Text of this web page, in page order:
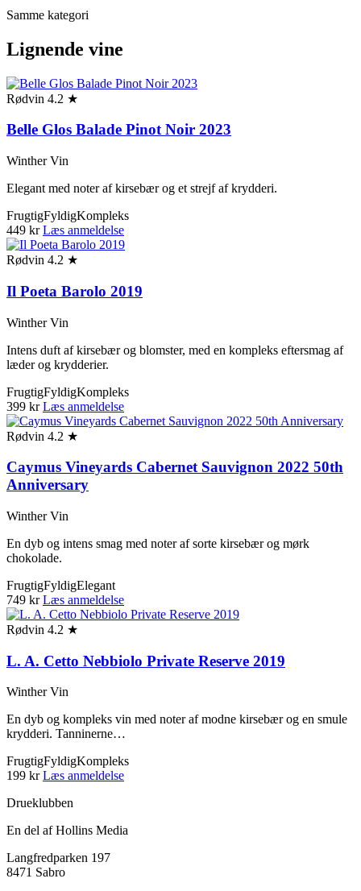
Samme kategori
Lignende vine
Rødvin 4.2 ★
Belle Glos Balade Pinot Noir 2023
Winther Vin
Elegant med noter af kirsebær og et strejf af krydderi.
FrugtigFyldigKompleks
449 kr Læs anmeldelse
Rødvin 4.2 ★
Il Poeta Barolo 2019
Winther Vin
Intens duft af kirsebær og blomster, med en kompleks eftersmag af
læder og krydderier.
FrugtigFyldigKompleks
399 kr Læs anmeldelse
Rødvin 4.2 ★
Caymus Vineyards Cabernet Sauvignon 2022 50th
Anniversary
Winther Vin
En dyb og intens smag med noter af sorte kirsebær og mørk
chokolade.
FrugtigFyldigElegant
749 kr Læs anmeldelse
Rødvin 4.2 ★
L. A. Cetto Nebbiolo Private Reserve 2019
Winther Vin
En dyb og kompleks vin med noter af modne kirsebær og en smule
krydderi. Tanninerne…
FrugtigFyldigKompleks
199 kr Læs anmeldelse
Drueklubben
En del af Hollins Media
Langfredparken 197
8471 Sabro